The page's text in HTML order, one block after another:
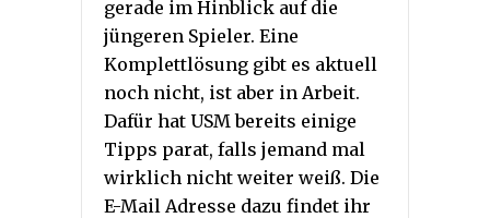
gerade im Hinblick auf die
jüngeren Spieler. Eine
Komplettlösung gibt es aktuell
noch nicht, ist aber in Arbeit.
Dafür hat USM bereits einige
Tipps parat, falls jemand mal
wirklich nicht weiter weiß. Die
E-Mail Adresse dazu findet ihr